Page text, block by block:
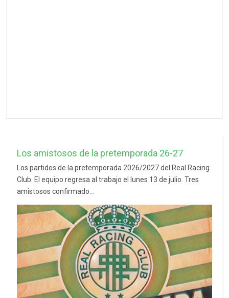
Los amistosos de la pretemporada 26-27
Los partidos de la pretemporada 2026/2027 del Real Racing
Club. El equipo regresa al trabajo el lunes 13 de julio. Tres
amistosos confirmado...